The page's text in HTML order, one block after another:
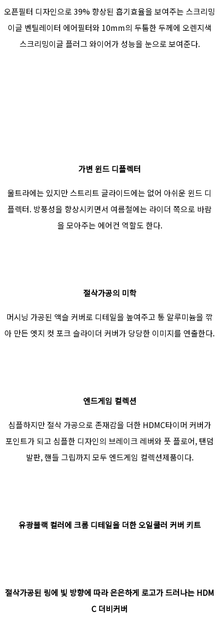
오픈필터 디자인으로 39% 향상된 흡기효율을 보여주는 스크리밍
이글 벤틸레이터 에어필터와 10mm의 두툼한 두께에 오렌지색
스크리밍이글 플러그 와이어가 성능을 눈으로 보여준다.
가변 윈드 디플렉터
울트라에는 있지만 스트리트 글라이드에는 없어 아쉬운 윈드 디
플렉터. 방풍성을 향상시키면서 여름철에는 라이더 쪽으로 바람
을 모아주는 에어컨 역할도 한다.
절삭가공의 미학
머시닝 가공된 액슬 커버로 디테일을 높여주고 통 알루미늄을 깎
아 만든 엣지 컷 포크 슬라이더 커버가 당당한 이미지를 연출한다.
엔드게임 컬렉션
심플하지만 절삭 가공으로 존재감을 더한 HDMC타이머 커버가
포인트가 되고 심플한 디자인의 브레이크 레버와 풋 플로어, 탠덤
발판, 핸들 그립까지 모두 엔드게임 컬렉션제품이다.
유광블랙 컬러에 크롬 디테일을 더한 오일쿨러 커버 키트
절삭가공된 링에 빛 방향에 따라 은은하게 로고가 드러나는 HDM
C 더비커버